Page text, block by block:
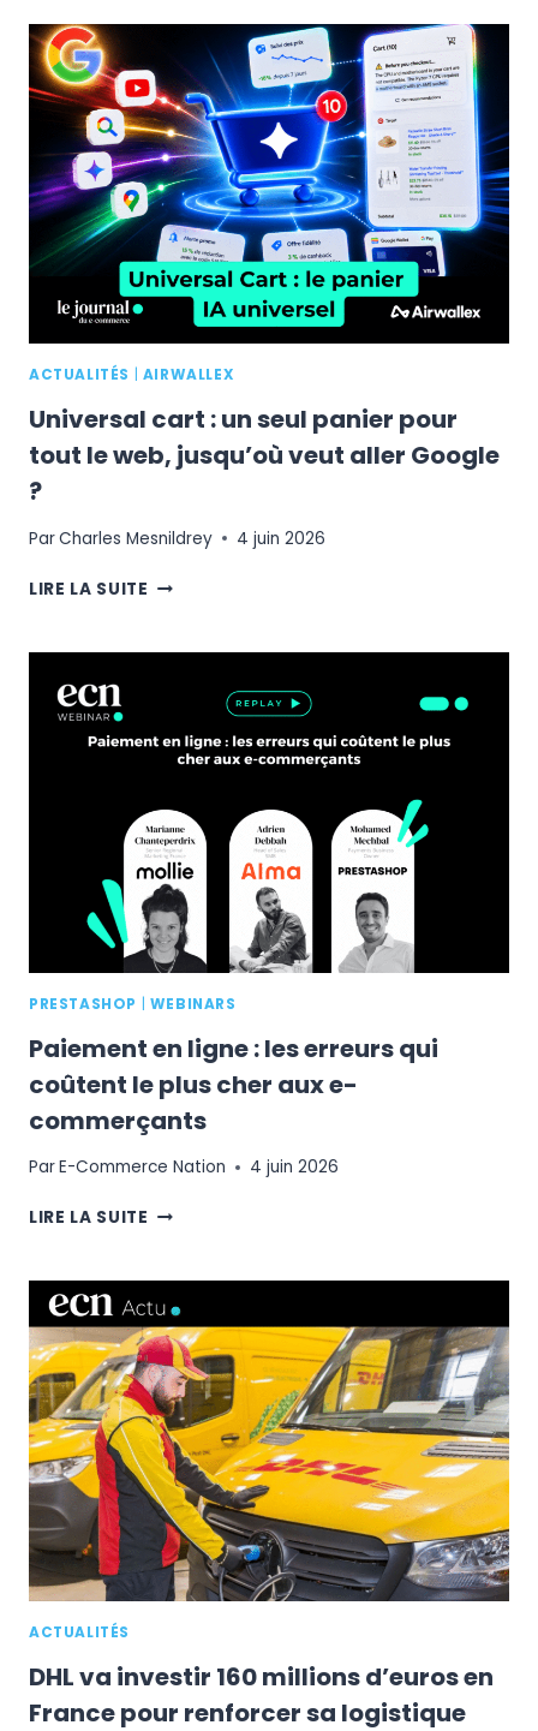
MASTERCARD
RÉALISENT
LE
PREMIER
PAIEMENT
AGENTIQUE
EN
EUROPE
ACTUALITÉS AIRWALLEX
Universal cart : un seul panier pour
tout le web, jusqu’où veut aller Google
?
ParCharles Mesnildrey 4 juin 2026
LIRE LA SUITE UNIVERSAL
UN
POUR
TOUT
WEB,
JUSQU’OÙ
VEUT
ALLER
GOOGLE
?
PRESTASHOP WEBINARS
Paiement en ligne : les erreurs qui
coûtent le plus cher aux e-
commerçants
ParE-Commerce Nation 4 juin 2026
LIRE LA SUITE PAIEMENT
:
LES
ERREURS
QUI
COÛTENT
LE
PLUS
CHER
AUX
E-
COMMERÇANTS
ACTUALITÉS
DHL va investir 160 millions d’euros en
France pour renforcer sa logistique